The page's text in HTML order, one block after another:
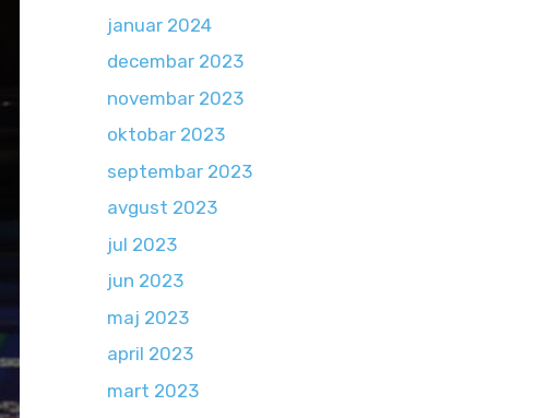
januar 2024
decembar 2023
novembar 2023
oktobar 2023
septembar 2023
avgust 2023
jul 2023
jun 2023
maj 2023
april 2023
mart 2023